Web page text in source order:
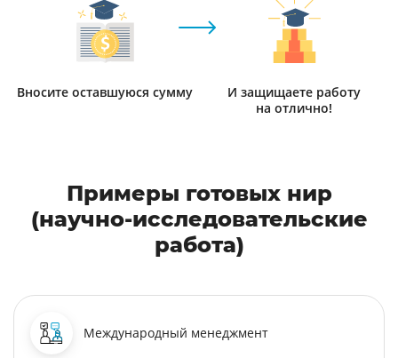
Вносите оставшуюся сумму
И защищаете работу
на отлично!
Примеры готовых нир
(научно-исследовательские
работа)
Международный менеджмент